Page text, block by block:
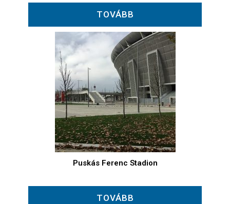
TOVÁBB
Puskás Ferenc Stadion
TOVÁBB